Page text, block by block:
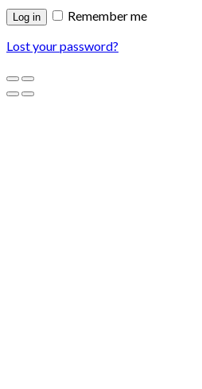
Log in
Remember me
Lost your password?